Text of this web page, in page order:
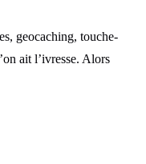
geocaching, touche-
ait l’ivresse. Alors